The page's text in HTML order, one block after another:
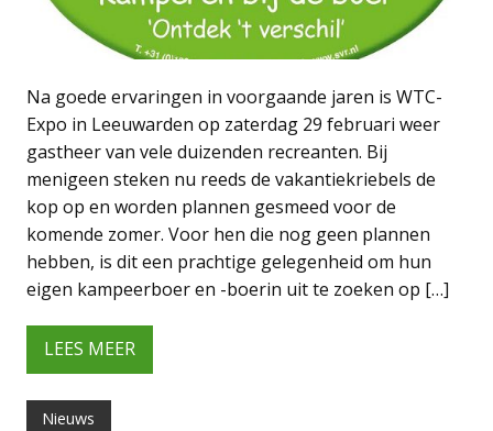
Na goede ervaringen in voorgaande jaren is WTC-
Expo in Leeuwarden op zaterdag 29 februari weer
gastheer van vele duizenden recreanten. Bij
menigeen steken nu reeds de vakantiekriebels de
kop op en worden plannen gesmeed voor de
komende zomer. Voor hen die nog geen plannen
hebben, is dit een prachtige gelegenheid om hun
eigen kampeerboer en -boerin uit te zoeken op […]
LEES MEER
Nieuws